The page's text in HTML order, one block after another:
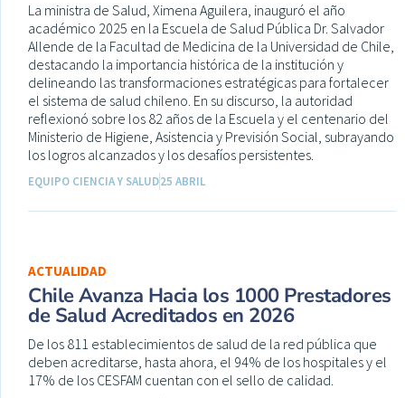
La ministra de Salud, Ximena Aguilera, inauguró el año
académico 2025 en la Escuela de Salud Pública Dr. Salvador
Allende de la Facultad de Medicina de la Universidad de Chile,
destacando la importancia histórica de la institución y
delineando las transformaciones estratégicas para fortalecer
el sistema de salud chileno. En su discurso, la autoridad
reflexionó sobre los 82 años de la Escuela y el centenario del
Ministerio de Higiene, Asistencia y Previsión Social, subrayando
los logros alcanzados y los desafíos persistentes.
EQUIPO CIENCIA Y SALUD25 ABRIL
ACTUALIDAD
Chile Avanza Hacia los 1000 Prestadores
de Salud Acreditados en 2026
De los 811 establecimientos de salud de la red pública que
deben acreditarse, hasta ahora, el 94% de los hospitales y el
17% de los CESFAM cuentan con el sello de calidad.